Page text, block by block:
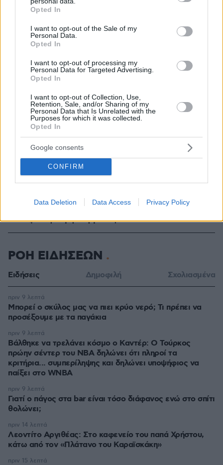
grant or deny consent to Google and its third-party tags to
use your data for below specified purposes in below Google
consent section.
Opted In
I want to opt-out of the Sale of my
Personal Data.
Opted In
I want to opt-out of processing my
Personal Data for Targeted Advertising.
Opted In
I want to opt-out of Collection, Use,
Retention, Sale, and/or Sharing of my
Personal Data that Is Unrelated with the
Purposes for which it was collected.
Opted In
Google consents
CONFIRM
Data Deletion Data Access Privacy Policy
Το μέλλον της τεχνολογίας
27.07.2026, 06:00
Η Smart φοιτητική κατοικία στην καρδιά της Αθήνας
03.08.2026, 10:56
σε Bάζει στην Aγορά Eργασίας
26.07.2026, 09:54
ΡΟΗ ΕΙΔΗΣΕΩΝ
Ειδήσεις Δημοφιλή Σχολιασμένα
Μπορεί ο σκύλος μας να πιει κρύο νερό; Τι πρέπει να
προσέξουμε με τα παγάκια
πριν 9 λεπτά
Βάλθηκε να τρελάνει κόσμο ο Καντέρ: Ο Τούρκος
πρώην σέντερ του NBA δηλώνει ότι πληροί τα
κριτήρια... συμπερίληψης και δηλώνει υποψήφιος να
παίξει στο WNBA
πριν 9 λεπτά
Γιατί ο πάγος στα bar είναι τόσο διάφανος ενώ στο σπίτι
θολώνει;
πριν 9 λεπτά
Λεοντίτο Αργιθέας: Στο καφενείο του παπά Χρήστου,
κάτω από τον «Πλάτανο του Καραϊσκάκη»
πριν 14 λεπτά
πριν 15 λεπτά